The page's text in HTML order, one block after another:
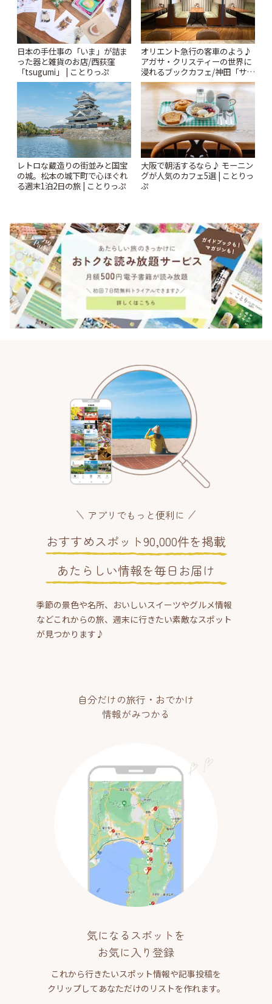
日本の手仕事の「いま」が詰ま
った器と雑貨のお店/西荻窪
「tsugumi」 | ことりっぷ
オリエント急行の客車のよう♪
アガサ・クリスティーの世界に
浸れるブックカフェ/神田「サロ
ンクリスティ」 | ことりっぷ
レトロな蔵造りの街並みと国宝
の城。松本の城下町で心ほぐれ
る週末1泊2日の旅 | ことりっぷ
大阪で朝活するなら♪ モーニン
グが人気のカフェ5選 | ことりっ
ぷ
アプリでもっと便利に
おすすめスポット90,000件を掲載
あたらしい情報を毎日お届け
季節の景色や名所、おいしいスイーツやグルメ情報
などこれからの旅、週末に行きたい素敵なスポット
が見つかります♪
自分だけの旅行・おでかけ
情報がみつかる
気になるスポットを
お気に入り登録
これから行きたいスポット情報や記事投稿を
クリップしてあなただけのリストを作れます。